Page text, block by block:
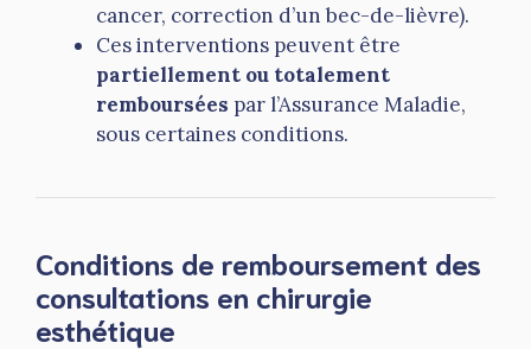
cancer, correction d’un bec-de-lièvre).
Ces interventions peuvent être
partiellement ou totalement
remboursées par l’Assurance Maladie,
sous certaines conditions.
Conditions de remboursement des
consultations en chirurgie
esthétique